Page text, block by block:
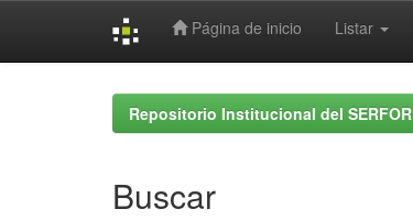
Página de inicio Listar
Repositorio Institucional del SERFOR
Buscar